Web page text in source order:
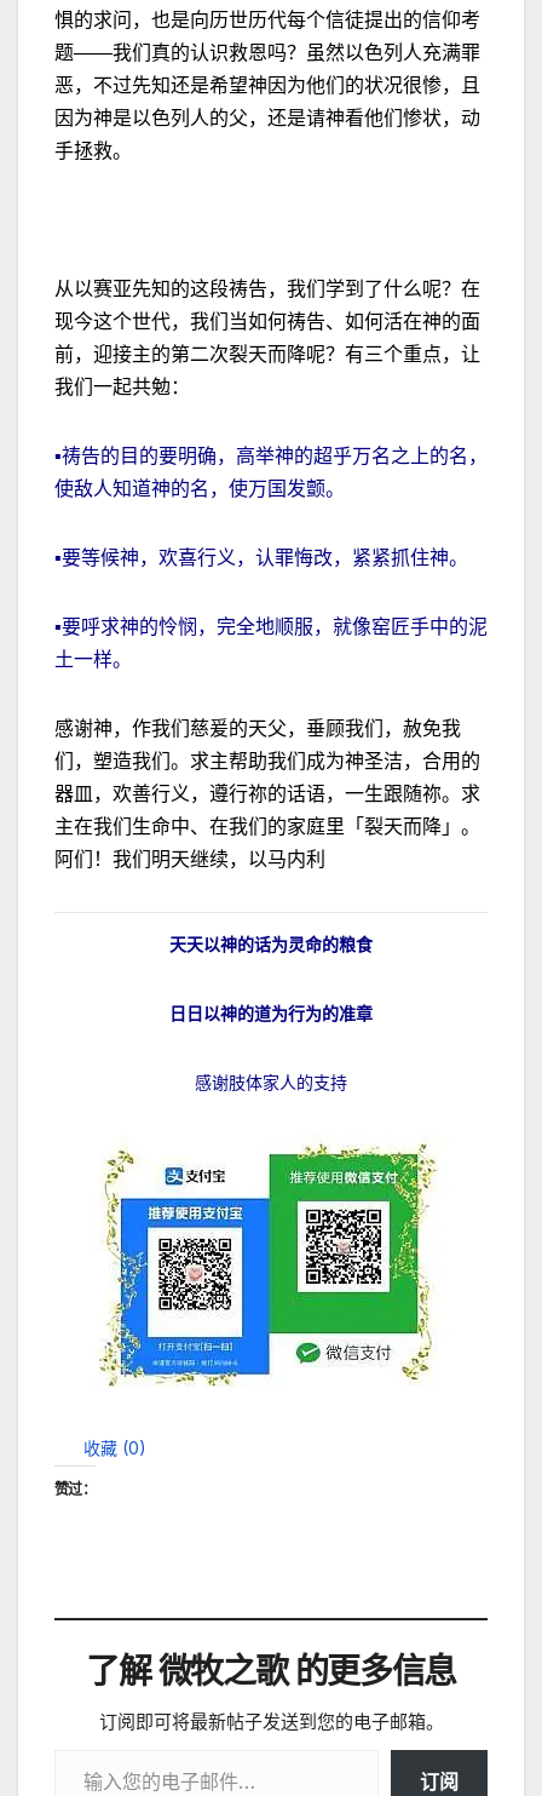
惧的求问，也是向历世历代每个信徒提出的信仰考
题——我们真的认识救恩吗？虽然以色列人充满罪
恶，不过先知还是希望神因为他们的状况很惨，且
因为神是以色列人的父，还是请神看他们惨状，动
手拯救。
从以赛亚先知的这段祷告，我们学到了什么呢？在
现今这个世代，我们当如何祷告、如何活在神的面
前，迎接主的第二次裂天而降呢？有三个重点，让
我们一起共勉：
▪祷告的目的要明确，高举神的超乎万名之上的名，
使敌人知道神的名，使万国发颤。
▪要等候神，欢喜行义，认罪悔改，紧紧抓住神。
▪要呼求神的怜悯，完全地顺服，就像窑匠手中的泥
土一样。
感谢神，作我们慈爰的天父，垂顾我们，赦免我
们，塑造我们。求主帮助我们成为神圣洁，合用的
器皿，欢善行义，遵行祢的话语，一生跟随祢。求
主在我们生命中、在我们的家庭里「裂天而降」。
阿们！我们明天继续，以马内利
天天以神的话为灵命的粮食
日日以神的道为行为的准章
感谢肢体家人的支持
收藏 (0)
赞过：
了解 微牧之歌 的更多信息
订阅即可将最新帖子发送到您的电子邮箱。
订阅